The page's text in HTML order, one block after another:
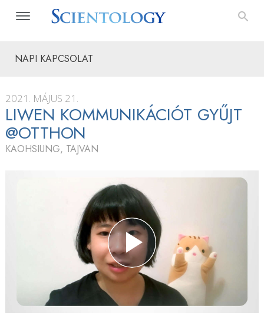
NAPI KAPCSOLAT
2021. MÁJUS 21.
LIWEN KOMMUNIKÁCIÓT GYŰJT
@OTTHON
KAOHSIUNG, TAJVAN